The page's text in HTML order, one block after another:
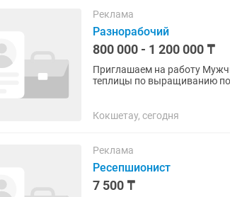
Реклама
Разнорабочий
800 000 - 1 200 000 ₸
Приглашаем на работу Мужчин и
теплицы по выращиванию помидоров 🟢 Основные обязанности:
Кокшетау, сегодня
Реклама
Ресепшионист
7 500 ₸